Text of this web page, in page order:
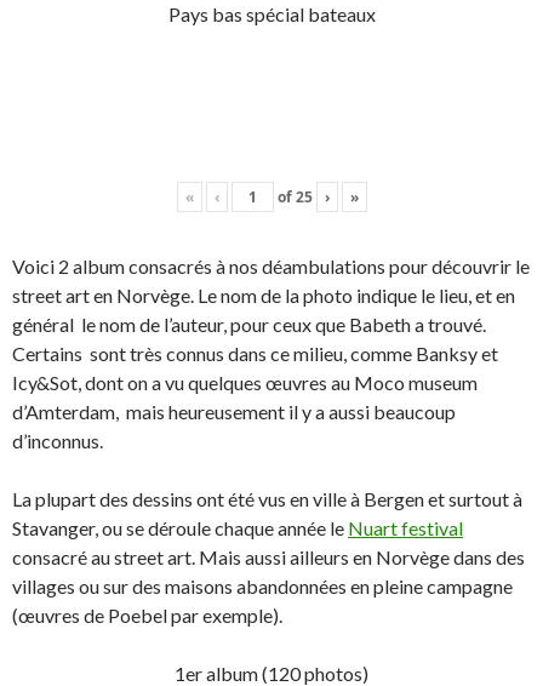
Pays bas spécial bateaux
« ‹ of25 › »
Voici 2 album consacrés à nos déambulations pour découvrir le
street art en Norvège. Le nom de la photo indique le lieu, et en
général le nom de l’auteur, pour ceux que Babeth a trouvé.
Certains sont très connus dans ce milieu, comme Banksy et
Icy&Sot, dont on a vu quelques œuvres au Moco museum
d’Amterdam, mais heureusement il y a aussi beaucoup
d’inconnus.
La plupart des dessins ont été vus en ville à Bergen et surtout à
Stavanger, ou se déroule chaque année le Nuart festival
consacré au street art. Mais aussi ailleurs en Norvège dans des
villages ou sur des maisons abandonnées en pleine campagne
(œuvres de Poebel par exemple).
1er album (120 photos)